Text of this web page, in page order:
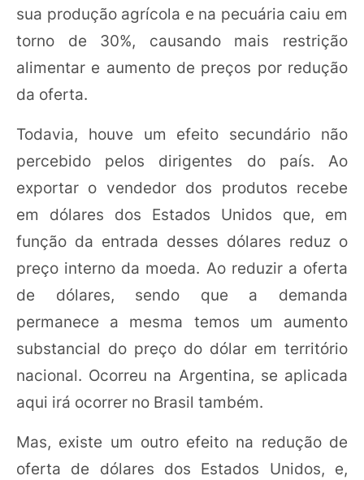
sua produção agrícola e na pecuária caiu em
torno de 30%, causando mais restrição
alimentar e aumento de preços por redução
da oferta.
Todavia, houve um efeito secundário não
percebido pelos dirigentes do país. Ao
exportar o vendedor dos produtos recebe
em dólares dos Estados Unidos que, em
função da entrada desses dólares reduz o
preço interno da moeda. Ao reduzir a oferta
de dólares, sendo que a demanda
permanece a mesma temos um aumento
substancial do preço do dólar em território
nacional. Ocorreu na Argentina, se aplicada
aqui irá ocorrer no Brasil também.
Mas, existe um outro efeito na redução de
oferta de dólares dos Estados Unidos, e,